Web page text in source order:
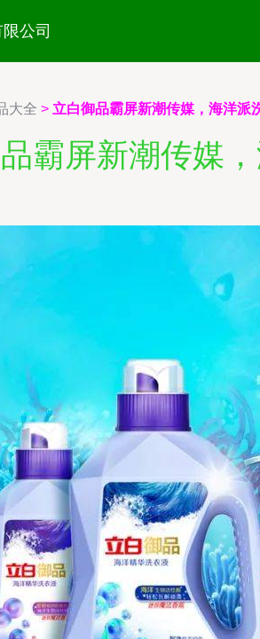
公司
大全 > 立白御品霸屏新潮传媒，海洋派
霸屏新潮传媒